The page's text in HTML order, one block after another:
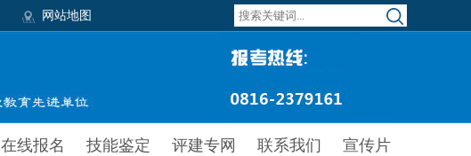
网站地图
在线报名 技能鉴定 评建专网 联系我们 宣传片